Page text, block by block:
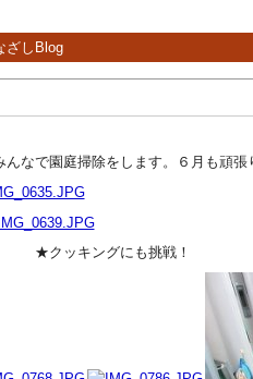
ざしBlog
庭掃除をします。６月も頑張
にも挑戦！